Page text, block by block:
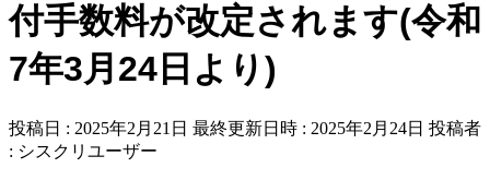
付手数料が改定されます(令和
7年3月24日より)
投稿日 : 2025年2月21日 最終更新日時 : 2025年2月24日 投稿者
: シスクリユーザー